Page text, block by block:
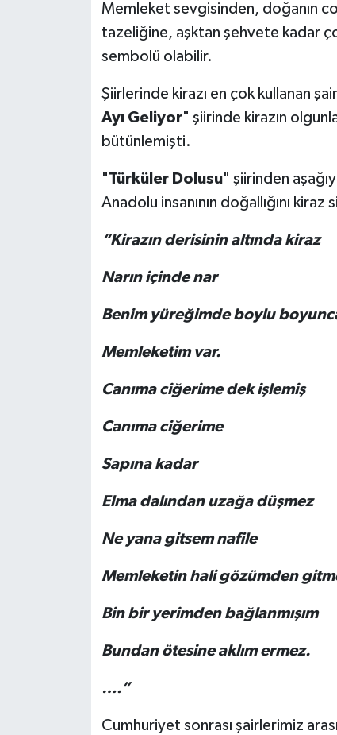
Memleket sevgisinden, doğanın
tazeliğine, aşktan şehvete kadar
sembolü olabilir.
Şiirlerinde kirazı en çok kullanan
Ayı Geliyor" şiirinde kirazın
bütünlemişti.
"Türküler Dolusu" şiirinden
Anadolu insanının doğallığını kiraz
“Kirazın derisinin altında kiraz
Narın içinde nar
Benim yüreğimde boylu
Memleketim var.
Canıma ciğerime dek işlemiş
Canıma ciğerime
Sapına kadar
Elma dalından uzağa düşmez
Ne yana gitsem nafile
Memleketin hali gözümden
Bin bir yerimden bağlanmışım
Bundan ötesine aklım ermez.
….”
Cumhuriyet sonrası şairlerimiz